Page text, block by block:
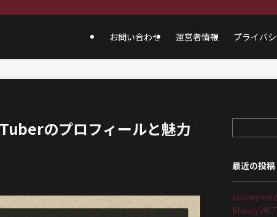
お問い合わせ 運営者情報 プライバ
のプロフィールと魅力
最近の投稿